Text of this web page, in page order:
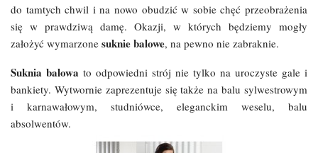
do tamtych chwil i na nowo obudzić w sobie chęć przeobrażenia
się w prawdziwą damę. Okazji, w których będziemy mogły
założyć wymarzone suknie balowe, na pewno nie zabraknie.
Suknia balowa to odpowiedni strój nie tylko na uroczyste gale i
bankiety. Wytwornie zaprezentuje się także na balu sylwestrowym
i karnawałowym, studniówce, eleganckim weselu, balu
absolwentów.